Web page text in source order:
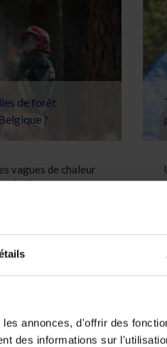
annonces, d'offrir des
des informations sur
de forêt
?
vagues de chaleur
le risque